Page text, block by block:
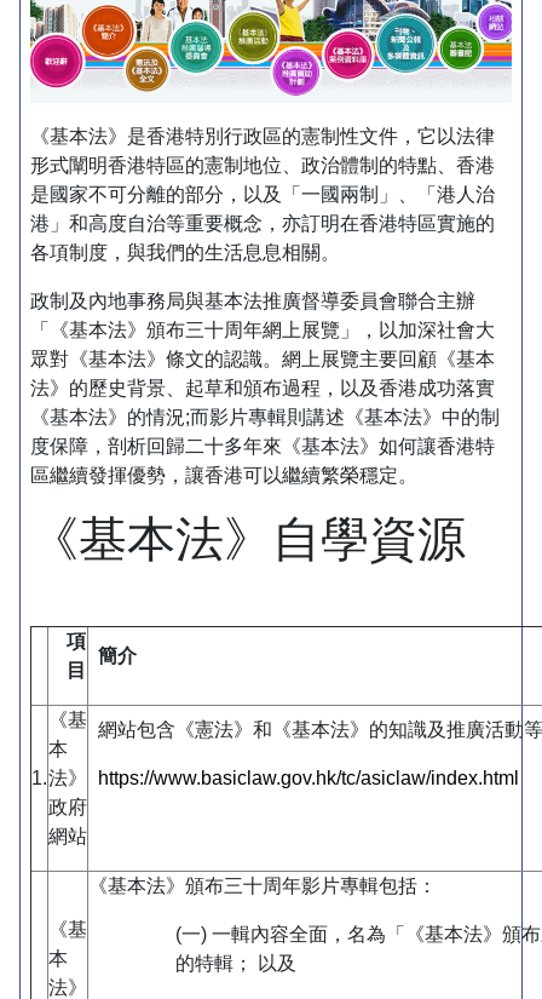
《基本法》是香港特別行政區的憲制性文件，它以法律
形式闡明香港特區的憲制地位、政治體制的特點、香港
是國家不可分離的部分，以及「一國兩制」、「港人治
港」和高度自治等重要概念，亦訂明在香港特區實施的
各項制度，與我們的生活息息相關。
政制及內地事務局與基本法推廣督導委員會聯合主辦
「《基本法》頒布三十周年網上展覽」，以加深社會大
眾對《基本法》條文的認識。網上展覽主要回顧《基本
法》的歷史背景、起草和頒布過程，以及香港成功落實
《基本法》的情況;而影片專輯則講述《基本法》中的制
度保障，剖析回歸二十多年來《基本法》如何讓香港特
區繼續發揮優勢，讓香港可以繼續繁榮穩定。
《基本法》自學資源
項
目
簡介
1.
《基
本
法》
政府
網站
網站包含《憲法》和《基本法》的知識及推廣活動
https://www.basiclaw.gov.hk/tc/asiclaw/index.html
《基
本
法》
《基本法》頒布三十周年影片專輯包括：
(一) 一輯內容全面，名為「《基本法》頒
的特輯； 以及